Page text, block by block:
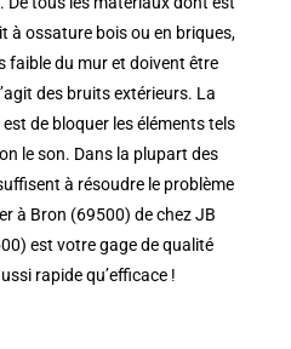
à ossature bois ou en briques,
faible du mur et doivent être
des bruits extérieurs. La
de bloquer les éléments tels
le son. Dans la plupart des
à résoudre le problème
à Bron (69500) de chez JB
est votre gage de qualité
rapide qu’efficace !